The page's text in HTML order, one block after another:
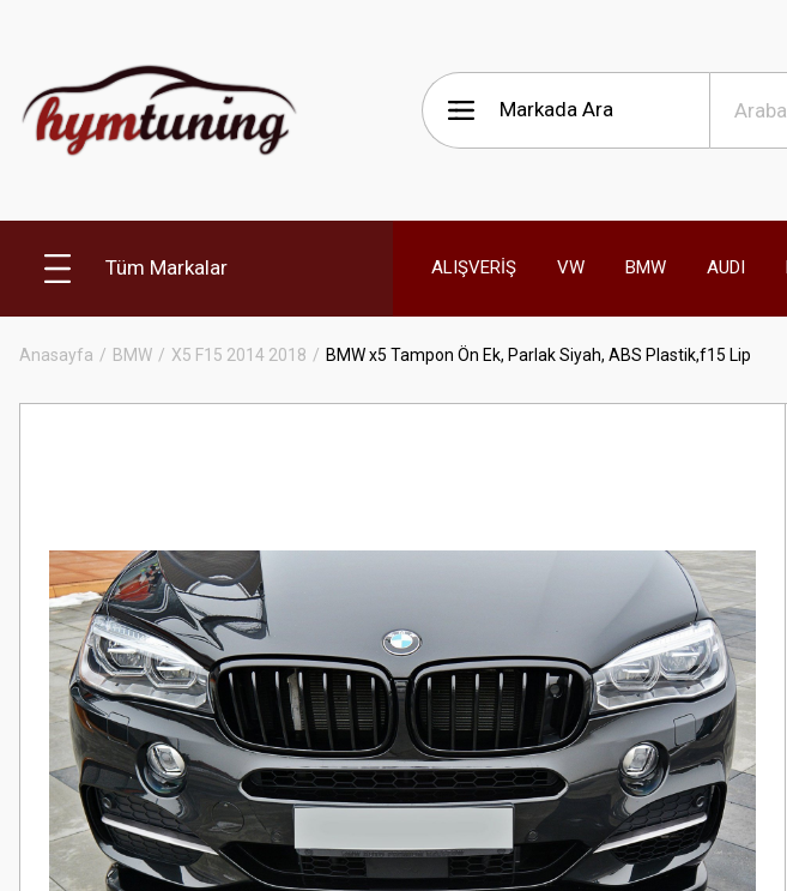
Tüm Markalar ALIŞVERİŞ VW BMW AUDI
Anasayfa BMW X5 F15 2014 2018 BMW x5 Tampon Ön Ek, Parlak Siyah, ABS Plastik,f15 Lip